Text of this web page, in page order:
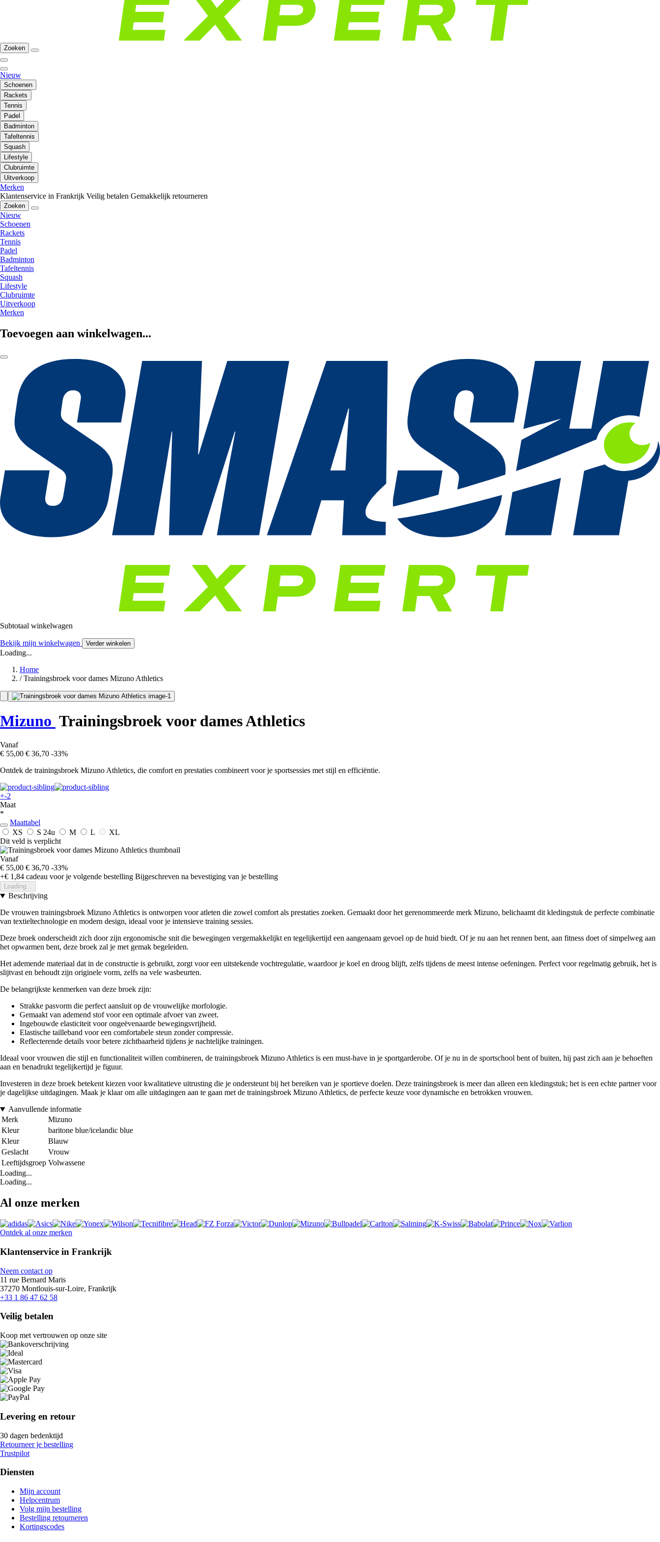
Zoeken
Nieuw
Schoenen
Rackets
Tennis
Padel
Badminton
Tafeltennis
Squash
Lifestyle
Clubruimte
Uitverkoop
Merken
Klantenservice in Frankrijk Veilig betalen Gemakkelijk retourneren
Zoeken
Nieuw
Schoenen
Rackets
Tennis
Padel
Badminton
Tafeltennis
Squash
Lifestyle
Clubruimte
Uitverkoop
Merken
Toevoegen aan winkelwagen...
Subtotaal winkelwagen
Bekijk mijn winkelwagen Verder winkelen
Loading...
Home
/ Trainingsbroek voor dames Mizuno Athletics
Mizuno Trainingsbroek voor dames Athletics
Vanaf
€ 55,00 € 36,70 -33%
Ontdek de trainingsbroek Mizuno Athletics, die comfort en prestaties combineert voor je sportsessies met stijl en efficiëntie.
+-2
Maat
*
Maattabel
XS
S 24u M L
XL
Dit veld is verplicht
Vanaf
€ 55,00 € 36,70 -33%
+€ 1,84 cadeau voor je volgende bestelling Bijgeschreven na bevestiging van je bestelling
Loading...
Beschrijving
De vrouwen trainingsbroek Mizuno Athletics is ontworpen voor atleten die zowel comfort als prestaties zoeken. Gemaakt door het gerenommeerde merk Mizuno, belichaamt dit kledingstuk de perfecte combinatie
van textieltechnologie en modern design, ideaal voor je intensieve training sessies.
Deze broek onderscheidt zich door zijn ergonomische snit die bewegingen vergemakkelijkt en tegelijkertijd een aangenaam gevoel op de huid biedt. Of je nu aan het rennen bent, aan fitness doet of simpelweg aan
het opwarmen bent, deze broek zal je met gemak begeleiden.
Het ademende materiaal dat in de constructie is gebruikt, zorgt voor een uitstekende vochtregulatie, waardoor je koel en droog blijft, zelfs tijdens de meest intense oefeningen. Perfect voor regelmatig gebruik, het is
slijtvast en behoudt zijn originele vorm, zelfs na vele wasbeurten.
De belangrijkste kenmerken van deze broek zijn:
Strakke pasvorm die perfect aansluit op de vrouwelijke morfologie.
Gemaakt van ademend stof voor een optimale afvoer van zweet.
Ingebouwde elasticiteit voor ongeëvenaarde bewegingsvrijheid.
Elastische tailleband voor een comfortabele steun zonder compressie.
Reflecterende details voor betere zichtbaarheid tijdens je nachtelijke trainingen.
Ideaal voor vrouwen die stijl en functionaliteit willen combineren, de trainingsbroek Mizuno Athletics is een must-have in je sportgarderobe. Of je nu in de sportschool bent of buiten, hij past zich aan je behoeften
aan en benadrukt tegelijkertijd je figuur.
Investeren in deze broek betekent kiezen voor kwalitatieve uitrusting die je ondersteunt bij het bereiken van je sportieve doelen. Deze trainingsbroek is meer dan alleen een kledingstuk; het is een echte partner voor
je dagelijkse uitdagingen. Maak je klaar om alle uitdagingen aan te gaan met de trainingsbroek Mizuno Athletics, de perfecte keuze voor dynamische en betrokken vrouwen.
Aanvullende informatie
Merk
Mizuno
Kleur
baritone blue/icelandic blue
Kleur
Blauw
Geslacht
Vrouw
Leeftijdsgroep Volwassene
Loading...
Loading...
Al onze merken
Ontdek al onze merken
Klantenservice in Frankrijk
Neem contact op
11 rue Bernard Maris
37270 Montlouis-sur-Loire, Frankrijk
+33 1 86 47 62 58
Veilig betalen
Koop met vertrouwen op onze site
Levering en retour
30 dagen bedenktijd
Retourneer je bestelling
Trustpilot
Diensten
Mijn account
Helpcentrum
Volg mijn bestelling
Bestelling retourneren
Kortingscodes